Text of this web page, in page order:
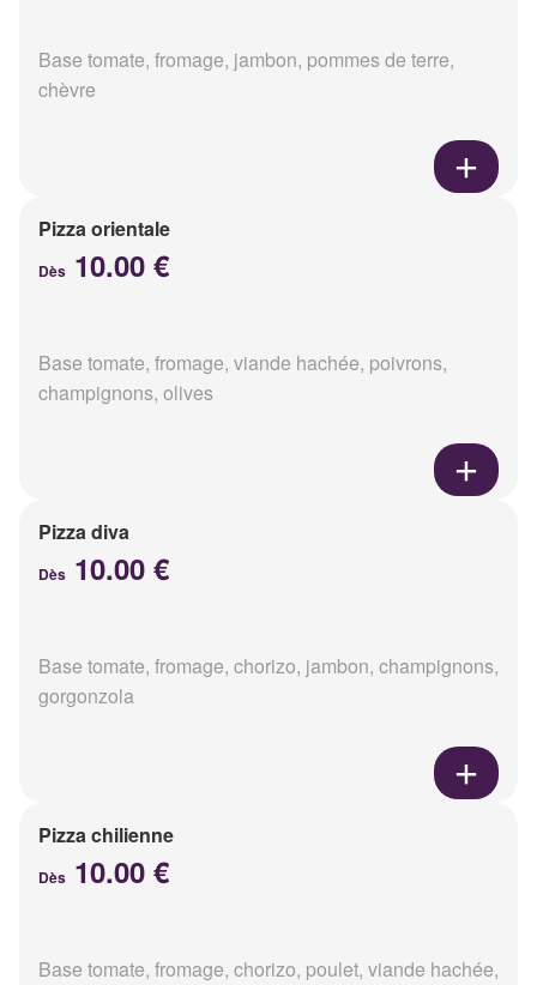
Base tomate, fromage, jambon, pommes de terre,
chèvre
Pizza orientale
Dès 10.00 €
Base tomate, fromage, viande hachée, poivrons,
champignons, olives
Pizza diva
Dès 10.00 €
Base tomate, fromage, chorizo, jambon, champignons,
gorgonzola
Pizza chilienne
Dès 10.00 €
Base tomate, fromage, chorizo, poulet, viande hachée,